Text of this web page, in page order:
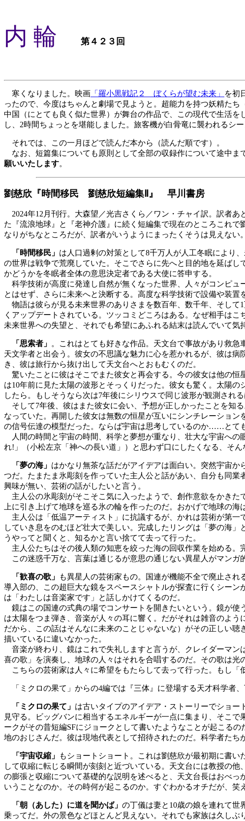
内 輪 第４２３回
寒くなりました。映画 「羅小黒戦記２ ぼくらが望む未来」
を初
ったので、今度はちゃんと劇場で見ようと。超能力を持つ妖精た
中国（にとても良く似た世界）が舞台の作品で、この現代で生活
し、2時間ちょっとを堪能しました。旅客機が白骨竜に襲われるシ
それでは、この一月ほどで読んだ本から（読んだ順です）。
なお、短篇集についても原則として全部の収録作について途中ま
願いいたします。
劉慈欣『時間移民 劉慈欣短編集Ⅱ』 早川書房
2024年12月刊行。大森望／光吉さくら／ワン・チャイ訳。訳者
た『流浪地球』と『老神介護』に続く短編集で現在のところこれ
なりがちなところだが、訳者がいうようにまったくそうは見えな
「時間移民」 は人口過剰の対策として8千万人が人工冬眠により
の世界は戦争で荒廃していた。そこでさらに先へと目的地を延ば
かどうかを冬眠者全体の意思決定者である大使に答申する。
科学技術が高度に発達し自然が無くなった世界、人々がコンピュ
とはせず、さらに未来へと決断する。高度な科学技術で設備や装置
物語は彼らが見る未来世界のありさまを数百年、数千年、そして
くアップデートされている。ツッコミどころはある。なぜ相手は
未来世界への失望と、それでも希望にあふれる結末は読んでいて気
「思索者」 。これはとても好きな作品。天文台で事故があり救
天文学者と出会う。彼女の不思議な魅力に心を惹かれるが、彼は
き、彼は旅行から抜け出して天文台へとおもむくのだ。
驚いたことに彼はそこでまた彼女と再会する。今の彼女は他の恒
は10年前に見た太陽の波形とそっくりだった。彼女も驚く。太陽
したら。もしそうなら次は7年後にシリウスで同じ波形が観測される
そして7年後、彼はまた彼女に会い、予想が正しかったことを知
なっていた。再開した彼女は無数の恒星が互いにシンチレーショ
の信号伝達の模型だった。ならば宇宙は思考しているのか……とて
人間の時間と宇宙の時間、科学と夢想が重なり、壮大な宇宙への
れ!」（小松左京「神への長い道」）と思わず口にしたくなる、そん
「夢の海」 はかなり無茶な話だがアイデアは面白い。突然宇宙
つだ。たまたま氷彫刻を作っていた主人公と話があい、自分も同
興味が無い、芸術の話がしたいと言う。
主人公の氷彫刻がそこそこ気に入ったようで、創作意欲をかきた
上に引き上げて地球を巡る氷の輪を作ったのだ。おかげで地球の
主人公は「低温アーティスト」に抗議するが、かれは芸術が第一
していき息をのむほど壮大で美しい。完成したリングは「夢の海
うやってと聞くと、知るかと言い捨てて去って行った。
主人公たちはその後人類の知恵を絞った海の回収作業を始める
この迷惑千万な、言葉は通じるが意思の通じない異星人がマンガ
「歓喜の歌」
も異星人の芸術家もの。国連が機能不全で廃止さ
導入部の、この超巨大な鏡をスペースシャトルが探査に行くシー
は「わたしは音楽家です」と話しかけてくるのだ。
鏡はこの国連の式典の場でコンサートを開きたいという。鏡が使
は太陽をつま弾き、音楽が人々の耳に響く。だがそれは雑音のよ
だから、この話はそんなに未来のことじゃないな）がその正しい
描いているに違いなかった。
音楽が終わり、鏡はこれで失礼しますと言うが、クレイダーマン
喜の歌」を演奏し、地球の人々はそれを合唱するのだ。その歌は
こちらの芸術家は人々に希望をもたらして去って行った。もし「
「ミクロの果て」からの4編では『三体』に登場する天才科学者
「ミクロの果て」 は古いタイプのアイデア・ストーリーでショ
見守る。ビッグバンに相当するエネルギーが一点に集まり、そこ
ークがその昔短編SFにジョークとして書いたようなことが起こる
地のおじさんだ。彼は現地代表として招待されたのだ。科学者た
「宇宙収縮」
もショートショート。これは劉慈欣が最初期に書
して収縮に転じる瞬間が刻刻と近づいている。天文台には教授の
の膨張と収縮について基礎的な説明を述べると、天文台長はおべ
いうことなのか。その時何が起こるのか。すぐわかるオチだが、笑
「朝（あした）に道を聞かば」 の丁儀は妻と10歳の娘を連れて世
乗ってだ。外の景色などほとんど見えない。それでも家族は久し